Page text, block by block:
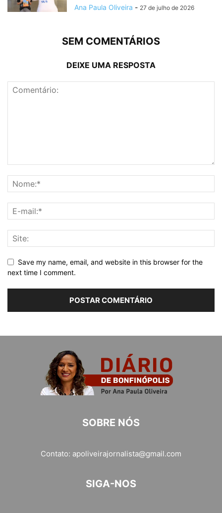
Ana Paula Oliveira - 27 de julho de 2026
SEM COMENTÁRIOS
DEIXE UMA RESPOSTA
Save my name, email, and website in this browser for the
next time I comment.
SOBRE NÓS
Contato: apoliveirajornalista@gmail.com
SIGA-NOS